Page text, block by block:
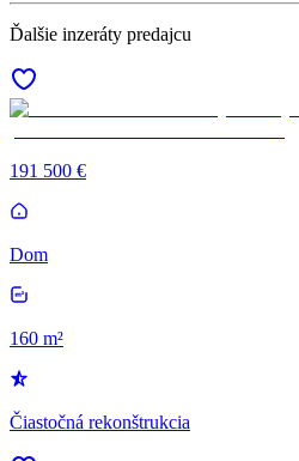
Ďalšie inzeráty predajcu
191 500 €
Dom
160 m²
Čiastočná rekonštrukcia